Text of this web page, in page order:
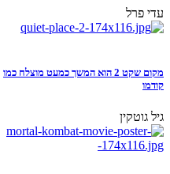
עדי פרל
מקום שקט 2 הוא המשך כמעט מוצלח כמו
קודמו
גיל גוטקין